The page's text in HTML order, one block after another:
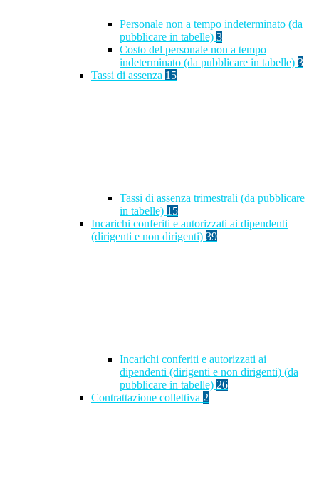
Personale non a tempo indeterminato (da
pubblicare in tabelle) 3
Costo del personale non a tempo
indeterminato (da pubblicare in tabelle) 3
Tassi di assenza 15
Tassi di assenza trimestrali (da pubblicare
in tabelle) 15
Incarichi conferiti e autorizzati ai dipendenti
(dirigenti e non dirigenti) 39
Incarichi conferiti e autorizzati ai
dipendenti (dirigenti e non dirigenti) (da
pubblicare in tabelle) 26
Contrattazione collettiva 2